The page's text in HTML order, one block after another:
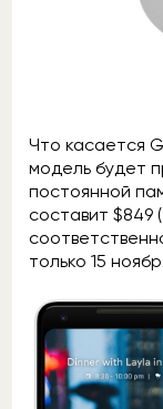
Что касается
модель будет
постоянной
составит $849
только 15